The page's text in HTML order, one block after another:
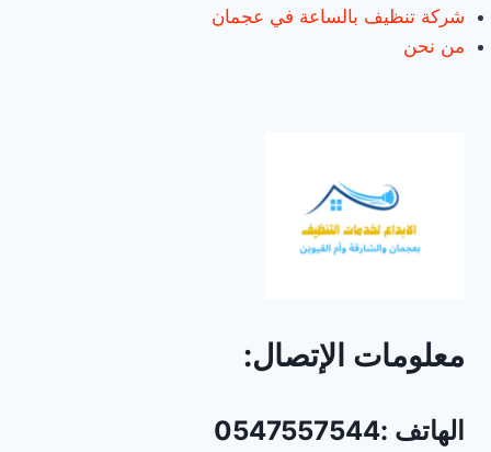
شركة تنظيف بالساعة في عجمان
من نحن
معلومات الإتصال:
الهاتف :0547557544